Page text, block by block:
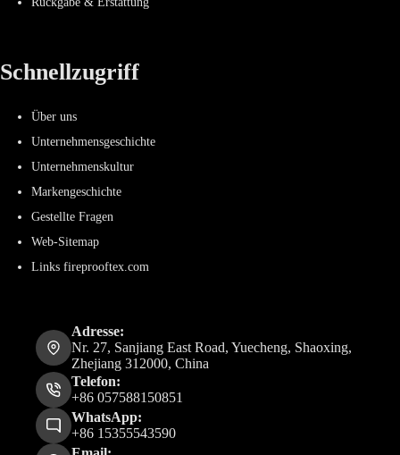
Schnellzugriff
Über uns
Unternehmensgeschichte
Unternehmenskultur
Markengeschichte
Gestellte Fragen
Web-Sitemap
Links fireprooftex.com
Adresse:
Nr. 27, Sanjiang East Road, Yuecheng, Shaoxing,
Zhejiang 312000, China
Telefon:
+86 057588150851
WhatsApp:
+86 15355543590